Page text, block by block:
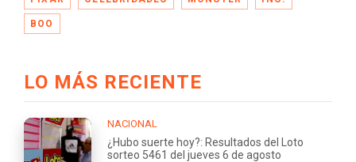
BOO
LO MÁS RECIENTE
NACIONAL
¿Hubo suerte hoy?: Resultados del Loto
sorteo 5461 del jueves 6 de agosto